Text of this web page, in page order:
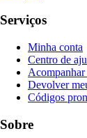
Serviços
Minha conta
Centro de
Devolver
Códigos
Sobre